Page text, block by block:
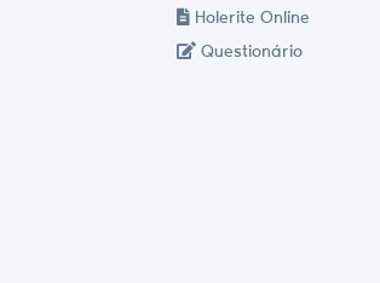
Holerite Online
Questionário